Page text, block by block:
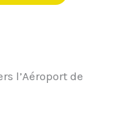
l’Aéroport de